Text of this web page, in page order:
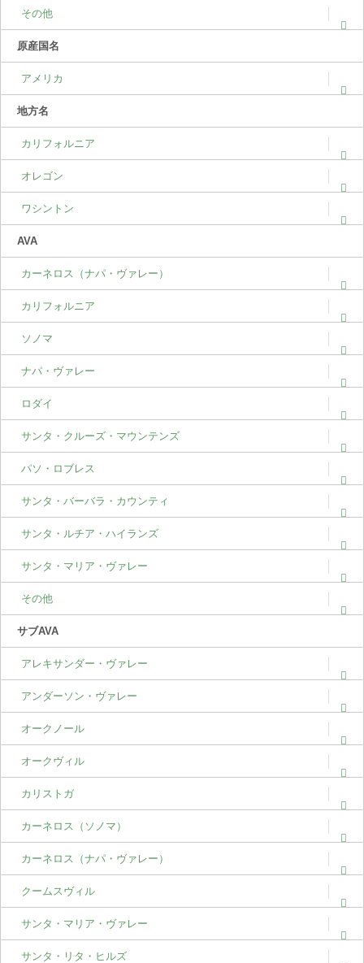
その他
原産国名
アメリカ
地方名
カリフォルニア
オレゴン
ワシントン
AVA
カーネロス（ナパ・ヴァレー）
カリフォルニア
ソノマ
ナパ・ヴァレー
ロダイ
サンタ・クルーズ・マウンテンズ
パソ・ロブレス
サンタ・バーバラ・カウンティ
サンタ・ルチア・ハイランズ
サンタ・マリア・ヴァレー
その他
サブAVA
アレキサンダー・ヴァレー
アンダーソン・ヴァレー
オークノール
オークヴィル
カリストガ
カーネロス（ソノマ）
カーネロス（ナパ・ヴァレー）
クームスヴィル
サンタ・マリア・ヴァレー
サンタ・リタ・ヒルズ